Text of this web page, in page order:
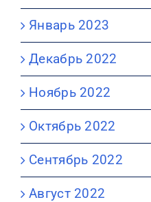
Январь 2023
Декабрь 2022
Ноябрь 2022
Октябрь 2022
Сентябрь 2022
Август 2022